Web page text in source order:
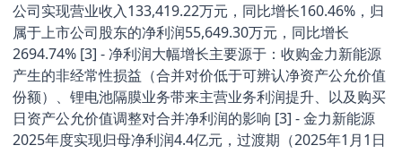
公司实现营业收入133,419.22万元，同比增长160.46%，归
属于上市公司股东的净利润55,649.30万元，同比增长
2694.74% [3] - 净利润大幅增长主要源于：收购金力新能源
产生的非经常性损益（合并对价低于可辨认净资产公允价值
份额）、锂电池隔膜业务带来主营业务利润提升、以及购买
日资产公允价值调整对合并净利润的影响 [3] - 金力新能源
2025年度实现归母净利润4.4亿元，过渡期（2025年1月1日